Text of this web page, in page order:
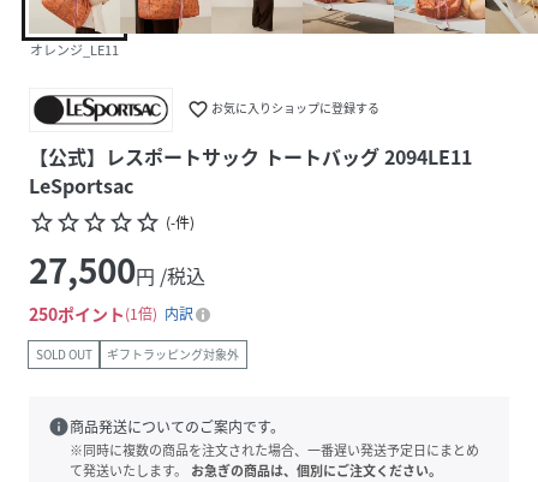
オレンジ_LE11
favorite_border お気に入りショップに登録する
【公式】レスポートサック トートバッグ 2094LE11
LeSportsac
star_borderstar_borderstar_borderstar_borderstar_border (-件)
27,500円 /税込
250ポイント 1倍 内訳
SOLD OUT ギフトラッピング対象外
info商品発送についてのご案内です。
※同時に複数の商品を注文された場合、一番遅い発送予定日にまとめ
て発送いたします。
お急ぎの商品は、個別にご注文ください。